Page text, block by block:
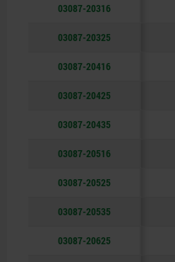
03087-20316
03087-20325
03087-20416
03087-20425
03087-20435
03087-20516
03087-20525
03087-20535
03087-20625